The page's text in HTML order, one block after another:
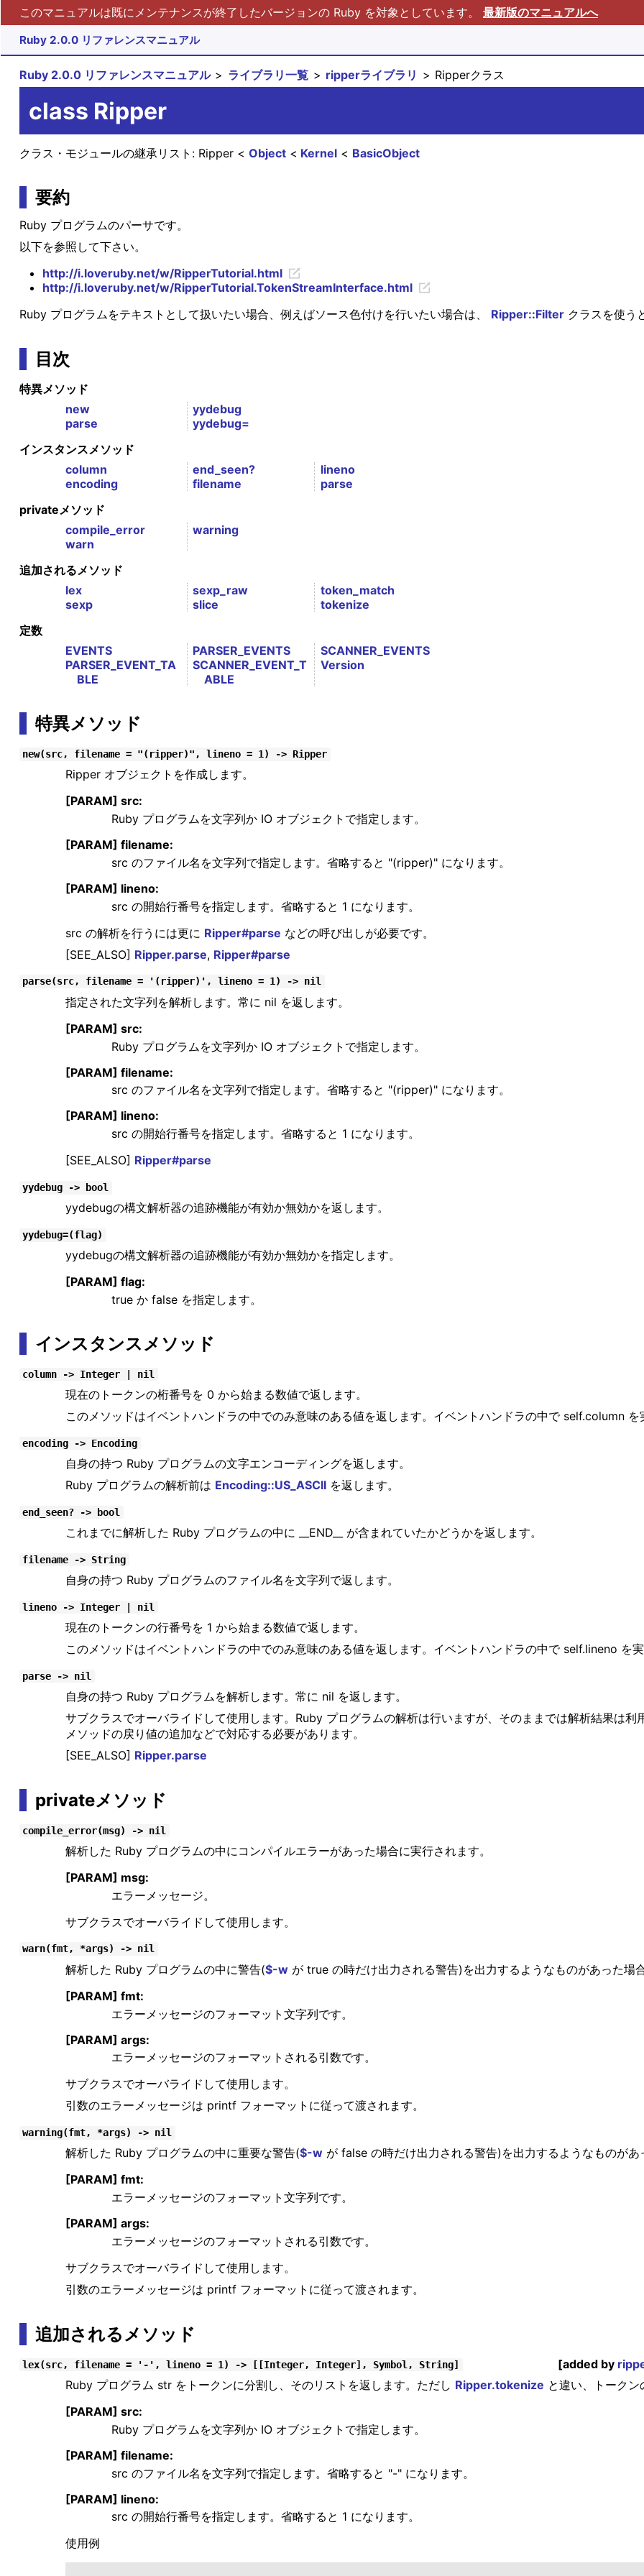
このマニュアルは既にメンテナンスが終了したバージョンの Ruby を対象としています。 最新版のマニュアルへ
Ruby 2.0.0 リファレンスマニュアル
Ruby 2.0.0 リファレンスマニュアル ライブラリ一覧 ripperライブラリ Ripperクラス
class Ripper
クラス・モジュールの継承リスト: BasicObject
Kernel
Object
Ripper
要約
Ruby プログラムのパーサです。
以下を参照して下さい。
http://i.loveruby.net/w/RipperTutorial.html
http://i.loveruby.net/w/RipperTutorial.TokenStreamInterface.html
Ruby プログラムをテキストとして扱いたい場合、例えばソース色付けを行いたい場合は、 Ripper::Filterクラスを使う
目次
特異メソッド
new
parse
yydebug
yydebug=
インスタンスメソッド
column
encoding
end_seen?
filename
lineno
parse
privateメソッド
compile_error
warn
warning
追加されるメソッド
lex
sexp
sexp_raw
slice
token_match
tokenize
定数
EVENTS
PARSER_EVENT_TA
BLE
PARSER_EVENTS
SCANNER_EVENT_T
ABLE
SCANNER_EVENTS
Version
特異メソッド
new(src, filename = "(ripper)", lineno = 1) -> Ripper
Ripper オブジェクトを作成します。
[PARAM] src:
Ruby プログラムを文字列か IO オブジェクトで指定します。
[PARAM] filename:
src のファイル名を文字列で指定します。省略すると "(ripper)" になります。
[PARAM] lineno:
src の開始行番号を指定します。省略すると 1 になります。
src の解析を行うには更に Ripper#parse などの呼び出しが必要です。
[SEE_ALSO] Ripper.parse, Ripper#parse
parse(src, filename = '(ripper)', lineno = 1) -> nil
指定された文字列を解析します。常に nil を返します。
[PARAM] src:
Ruby プログラムを文字列か IO オブジェクトで指定します。
[PARAM] filename:
src のファイル名を文字列で指定します。省略すると "(ripper)" になります。
[PARAM] lineno:
src の開始行番号を指定します。省略すると 1 になります。
[SEE_ALSO] Ripper#parse
yydebug -> bool
yydebugの構文解析器の追跡機能が有効か無効かを返します。
yydebug=(flag)
yydebugの構文解析器の追跡機能が有効か無効かを指定します。
[PARAM] flag:
true か false を指定します。
インスタンスメソッド
column -> Integer | nil
現在のトークンの桁番号を 0 から始まる数値で返します。
このメソッドはイベントハンドラの中でのみ意味のある値を返します。イベントハンドラの中で self.column を
encoding -> Encoding
自身の持つ Ruby プログラムの文字エンコーディングを返します。
Ruby プログラムの解析前は Encoding::US_ASCIIを返します。
end_seen? -> bool
これまでに解析した Ruby プログラムの中に __END__ が含まれていたかどうかを返します。
filename -> String
自身の持つ Ruby プログラムのファイル名を文字列で返します。
lineno -> Integer | nil
現在のトークンの行番号を 1 から始まる数値で返します。
このメソッドはイベントハンドラの中でのみ意味のある値を返します。イベントハンドラの中で self.lineno を実
parse -> nil
自身の持つ Ruby プログラムを解析します。常に nil を返します。
サブクラスでオーバライドして使用します。Ruby プログラムの解析は行いますが、そのままでは解析結果は
メソッドの戻り値の追加などで対応する必要があります。
[SEE_ALSO] Ripper.parse
privateメソッド
compile_error(msg) -> nil
解析した Ruby プログラムの中にコンパイルエラーがあった場合に実行されます。
[PARAM] msg:
エラーメッセージ。
サブクラスでオーバライドして使用します。
warn(fmt, *args) -> nil
解析した Ruby プログラムの中に警告($-wが true の時だけ出力される警告)を出力するようなものがあった場
[PARAM] fmt:
エラーメッセージのフォーマット文字列です。
[PARAM] args:
エラーメッセージのフォーマットされる引数です。
サブクラスでオーバライドして使用します。
引数のエラーメッセージは printf フォーマットに従って渡されます。
warning(fmt, *args) -> nil
解析した Ruby プログラムの中に重要な警告($-wが false の時だけ出力される警告)を出力するようなものがあ
[PARAM] fmt:
エラーメッセージのフォーマット文字列です。
[PARAM] args:
エラーメッセージのフォーマットされる引数です。
サブクラスでオーバライドして使用します。
引数のエラーメッセージは printf フォーマットに従って渡されます。
追加されるメソッド
lex(src, filename = '-', lineno = 1) -> [[Integer, Integer], Symbol, String] [added by
Ruby プログラム str をトークンに分割し、そのリストを返します。ただし Ripper.tokenize と違い、トークン
[PARAM] src:
Ruby プログラムを文字列か IO オブジェクトで指定します。
[PARAM] filename:
src のファイル名を文字列で指定します。省略すると "-" になります。
[PARAM] lineno:
src の開始行番号を指定します。省略すると 1 になります。
使用例